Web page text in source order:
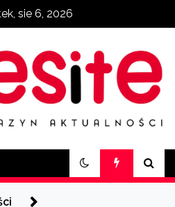
sie 6, 2026